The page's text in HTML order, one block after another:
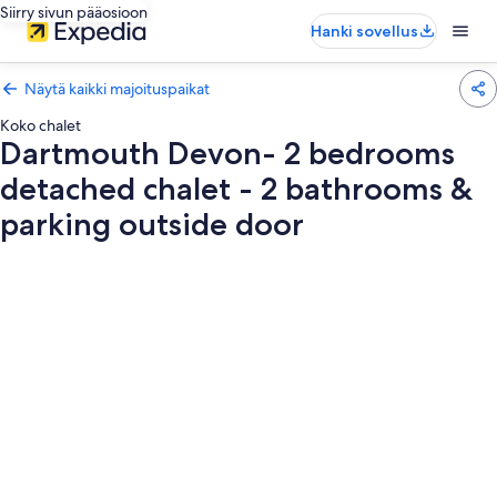
Siirry sivun pääosioon
Hanki sovellus
Näytä kaikki majoituspaikat
Koko chalet
Dartmouth Devon- 2 bedrooms
detached chalet - 2 bathrooms &
parking outside door